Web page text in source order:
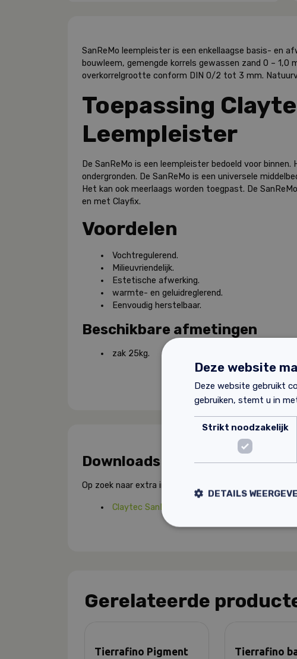
SanReMo leempleister is een enkellaagse basis- en
bouwleem, gemengde korrels gewassen zand 0 – 1,0
overkorrelgrootte conform DIN 0/2 tot 3 mm.
Toepassing
Leempleister
De SanReMo is een leempleister bedoeld voor
ondergronden. De SanReMo is een universele
Het kan ook meerlaags worden toegpast. De
en met Clayfix.
Voordelen
Vochtregulerend.
Milieuvriendelijk.
Estetische afwerking.
warmte- en geluidreglerend.
Eenvoudig herstelbaar.
Beschikbare afmetingen
zak 25kg.
Downloads
Op zoek naar extra informatie over dit product?
Claytec SanReMo technische informatie.
Gerelateerde
Tierrafino Pigment
Tierrafino
Deze website
Deze website gebruikt
gebruiken, stemt u in
Strikt noodzakelijk
DETAILS